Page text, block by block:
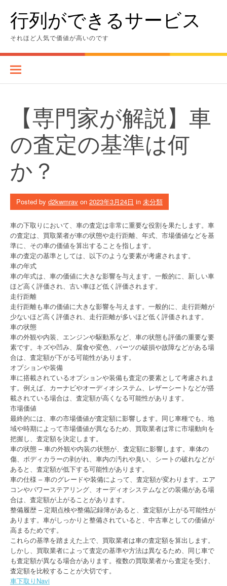
content行列ができるサービス
それほど人気で価値が高いのです
【専門家が解説】車
の査定の基準は何
か？
Posted by d2kwmrav on 2023年3月24日 in 未分類
車の下取りにおいて、車の査定は非常に重要な役割を果たします。車
の査定は、買取業者が車の状態や走行距離、年式、市場価値などを基
準に、その車の価値を算出することを指します。
車の査定の基準としては、以下のような要素が考慮されます。
車の年式
車の年式は、車の価値に大きな影響を与えます。一般的に、新しい車
ほど高く評価され、古い車ほど低く評価されます。
走行距離
走行距離も車の価値に大きな影響を与えます。一般的に、走行距離が
少ないほど高く評価され、走行距離が多いほど低く評価されます。
車の状態
車の外観や内装、エンジンや駆動系など、車の状態も評価の重要な要
素です。キズや凹み、腐食や変色、パーツの破損や故障などがある場
合は、査定額が下がる可能性があります。
オプションや装備
車に搭載されているオプションや装備も査定の要素として考慮されま
す。例えば、カーナビやオーディオシステム、レザーシートなどが搭
載されている場合は、査定額が高くなる可能性があります。
市場価値
最終的には、車の市場価値が査定額に影響します。同じ車種でも、地
域や時期によって市場価値が異なるため、買取業者は常に市場動向を
把握し、査定額を決定します。
車の状態 – 車の外観や内装の状態が、査定額に影響します。車体の
傷、ボディカラーの剥がれ、車内の汚れや臭い、シートの破れなどが
あると、査定額が低下する可能性があります。
車の仕様 – 車のグレードや装備によって、査定額が変わります。エア
コンやパワーステアリング、オーディオシステムなどの装備がある場
合は、査定額が上がることがあります。
整備履歴 – 定期点検や整備記録簿があると、査定額が上がる可能性が
あります。車がしっかりと整備されていると、中古車としての価値が
高まるためです。
これらの基準を踏まえた上で、買取業者は車の査定額を算出します。
しかし、買取業者によって査定の基準や方法は異なるため、同じ車で
も査定額が異なる場合があります。複数の買取業者から査定を受け、
査定額を比較することが大切です。
車下取りNavi